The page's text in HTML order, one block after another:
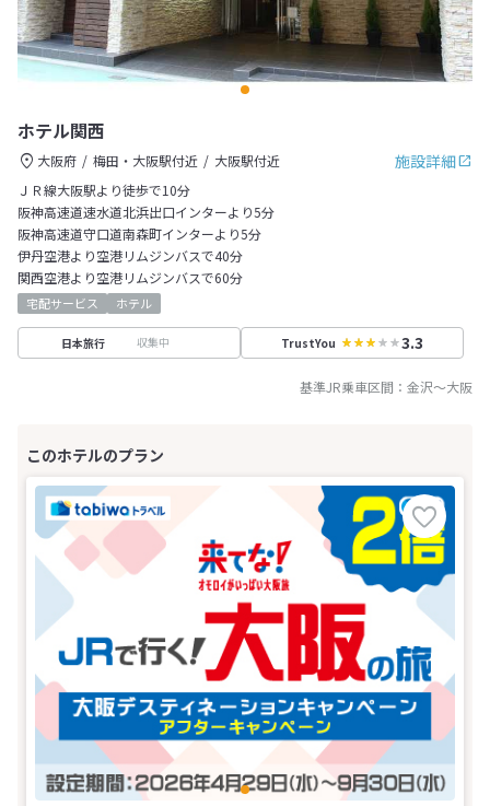
ホテル関西
施設詳細
大阪府 梅田・大阪駅付近
大阪駅付近
ＪＲ線大阪駅より徒歩で10分
阪神高速道速水道北浜出口インターより5分
阪神高速道守口道南森町インターより5分
伊丹空港より空港リムジンバスで40分
関西空港より空港リムジンバスで60分
宅配サービス ホテル
日本旅行 収集中 TrustYou 3.3
基準JR乗車区間： 金沢～大阪